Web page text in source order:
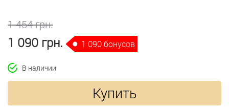
1 454 грн.
1 090 грн. 1 090 бонусов
В наличии
Купить